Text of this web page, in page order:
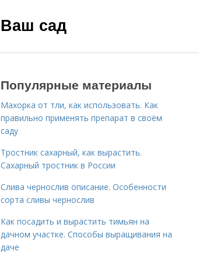
Ваш сад
Популярные материалы
Махорка от тли, как использовать. Как
правильно применять препарат в своём
саду
Тростник сахарный, как вырастить.
Сахарный тростник в России
Слива чернослив описание. Особенности
сорта сливы чернослив
Как посадить и вырастить тимьян на
дачном участке. Способы выращивания на
даче